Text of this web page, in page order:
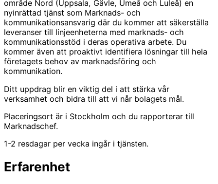
område Nord (Uppsala, Gävle, Umeå och Luleå) en
nyinrättad tjänst som Marknads- och
kommunikationsansvarig där du kommer att säkerställa
leveranser till linjeenheterna med marknads- och
kommunikationsstöd i deras operativa arbete. Du
kommer även att proaktivt identifiera lösningar till hela
företagets behov av marknadsföring och
kommunikation.
Ditt uppdrag blir en viktig del i att stärka vår
verksamhet och bidra till att vi når bolagets mål.
Placeringsort är i Stockholm och du rapporterar till
Marknadschef.
1-2 resdagar per vecka ingår i tjänsten.
Erfarenhet